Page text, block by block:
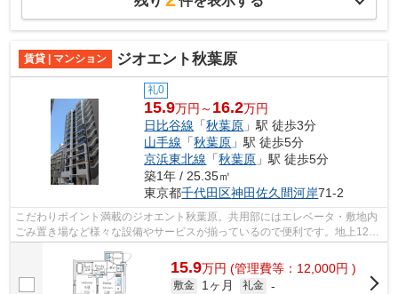
賃貸 | マンション ジオエント秋葉原
礼0
15.9万円～ 16.2万円
日比谷線 「秋葉原 」駅 徒歩3分
山手線 「秋葉原 」駅 徒歩5分
京浜東北線 「秋葉原 」駅 徒歩5分
築1年 / 25.35㎡
東京都千代田区神田佐久間河岸71-2
こだわりポイント満載のジオエント秋葉原。共用部にはエレベータ・敷地内
ごみ置き場など様々な設備やサービスが揃っているので便利です。地上12階
建ての物件をご紹介。造りとデザイン...
15.9万円 (管理費等：12,000円 )
敷金 1ヶ月 礼金 -